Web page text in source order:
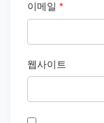
이메일 *
웹사이트